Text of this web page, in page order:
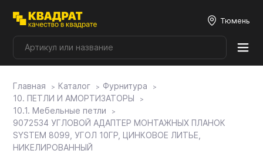
Тюмень
Плитные материалы
Фурнитура
Главная Каталог
Фурнитура
10. ПЕТЛИ И АМОРТИЗАТОРЫ
10.1. Мебельные петли
9072534 УГЛОВОЙ АДАПТЕР МОНТАЖНЫХ ПЛАНОК
SYSTEM 8099, УГОЛ 10ГР, ЦИНКОВОЕ ЛИТЬЕ,
НИКЕЛИРОВАННЫЙ